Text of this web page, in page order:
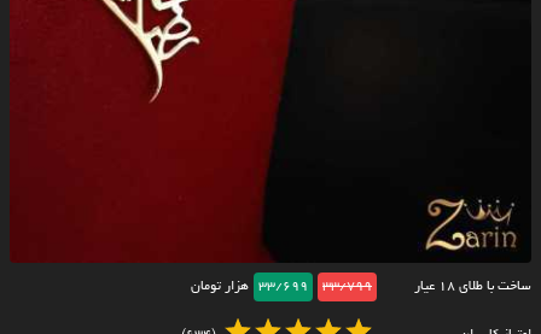
ساخت با طلای ۱۸ عیار 33/799
33/699 هزار تومان